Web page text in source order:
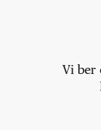
Vi ber